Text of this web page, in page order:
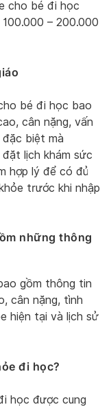
cho bé đi học
– 200.000
bé đi học bao
cân nặng, vấn
biệt mà
lịch khám sức
hợp lý để có đủ
trước khi nhập
những thông
gồm thông tin
cân nặng, tình
hiện tại và lịch sử
đi học?
học được cung